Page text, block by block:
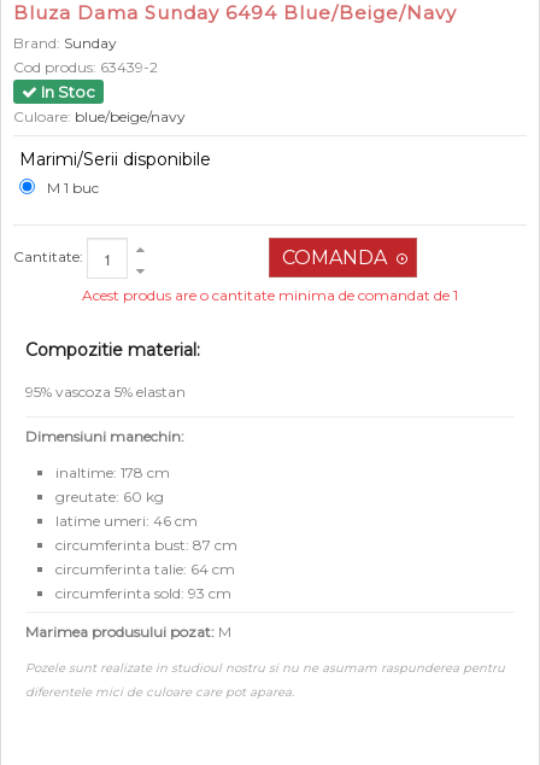
Bluza Dama Sunday 6494 Blue/Beige/Navy
Brand: Sunday
Cod produs: 63439-2
In Stoc
Culoare: blue/beige/navy
Marimi/Serii disponibile
M 1 buc
Cantitate:
Acest produs are o cantitate minima de comandat de 1
Compozitie material:
95% vascoza 5% elastan
Dimensiuni manechin:
inaltime: 178 cm
greutate: 60 kg
latime umeri: 46 cm
circumferinta bust: 87 cm
circumferinta talie: 64 cm
circumferinta sold: 93 cm
Marimea produsului pozat: M
Pozele sunt realizate in studioul nostru si nu ne asumam raspunderea pentru
diferentele mici de culoare care pot aparea.